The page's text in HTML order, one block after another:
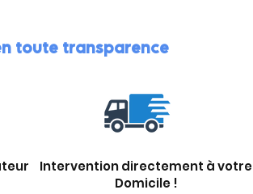
toute transparence
Intervention directement à votre
Domicile !